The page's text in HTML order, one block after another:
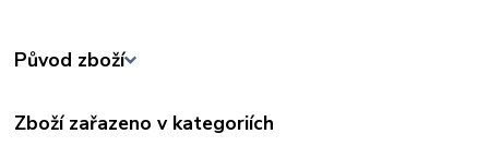
Původ zboží
Zboží zařazeno v kategoriích